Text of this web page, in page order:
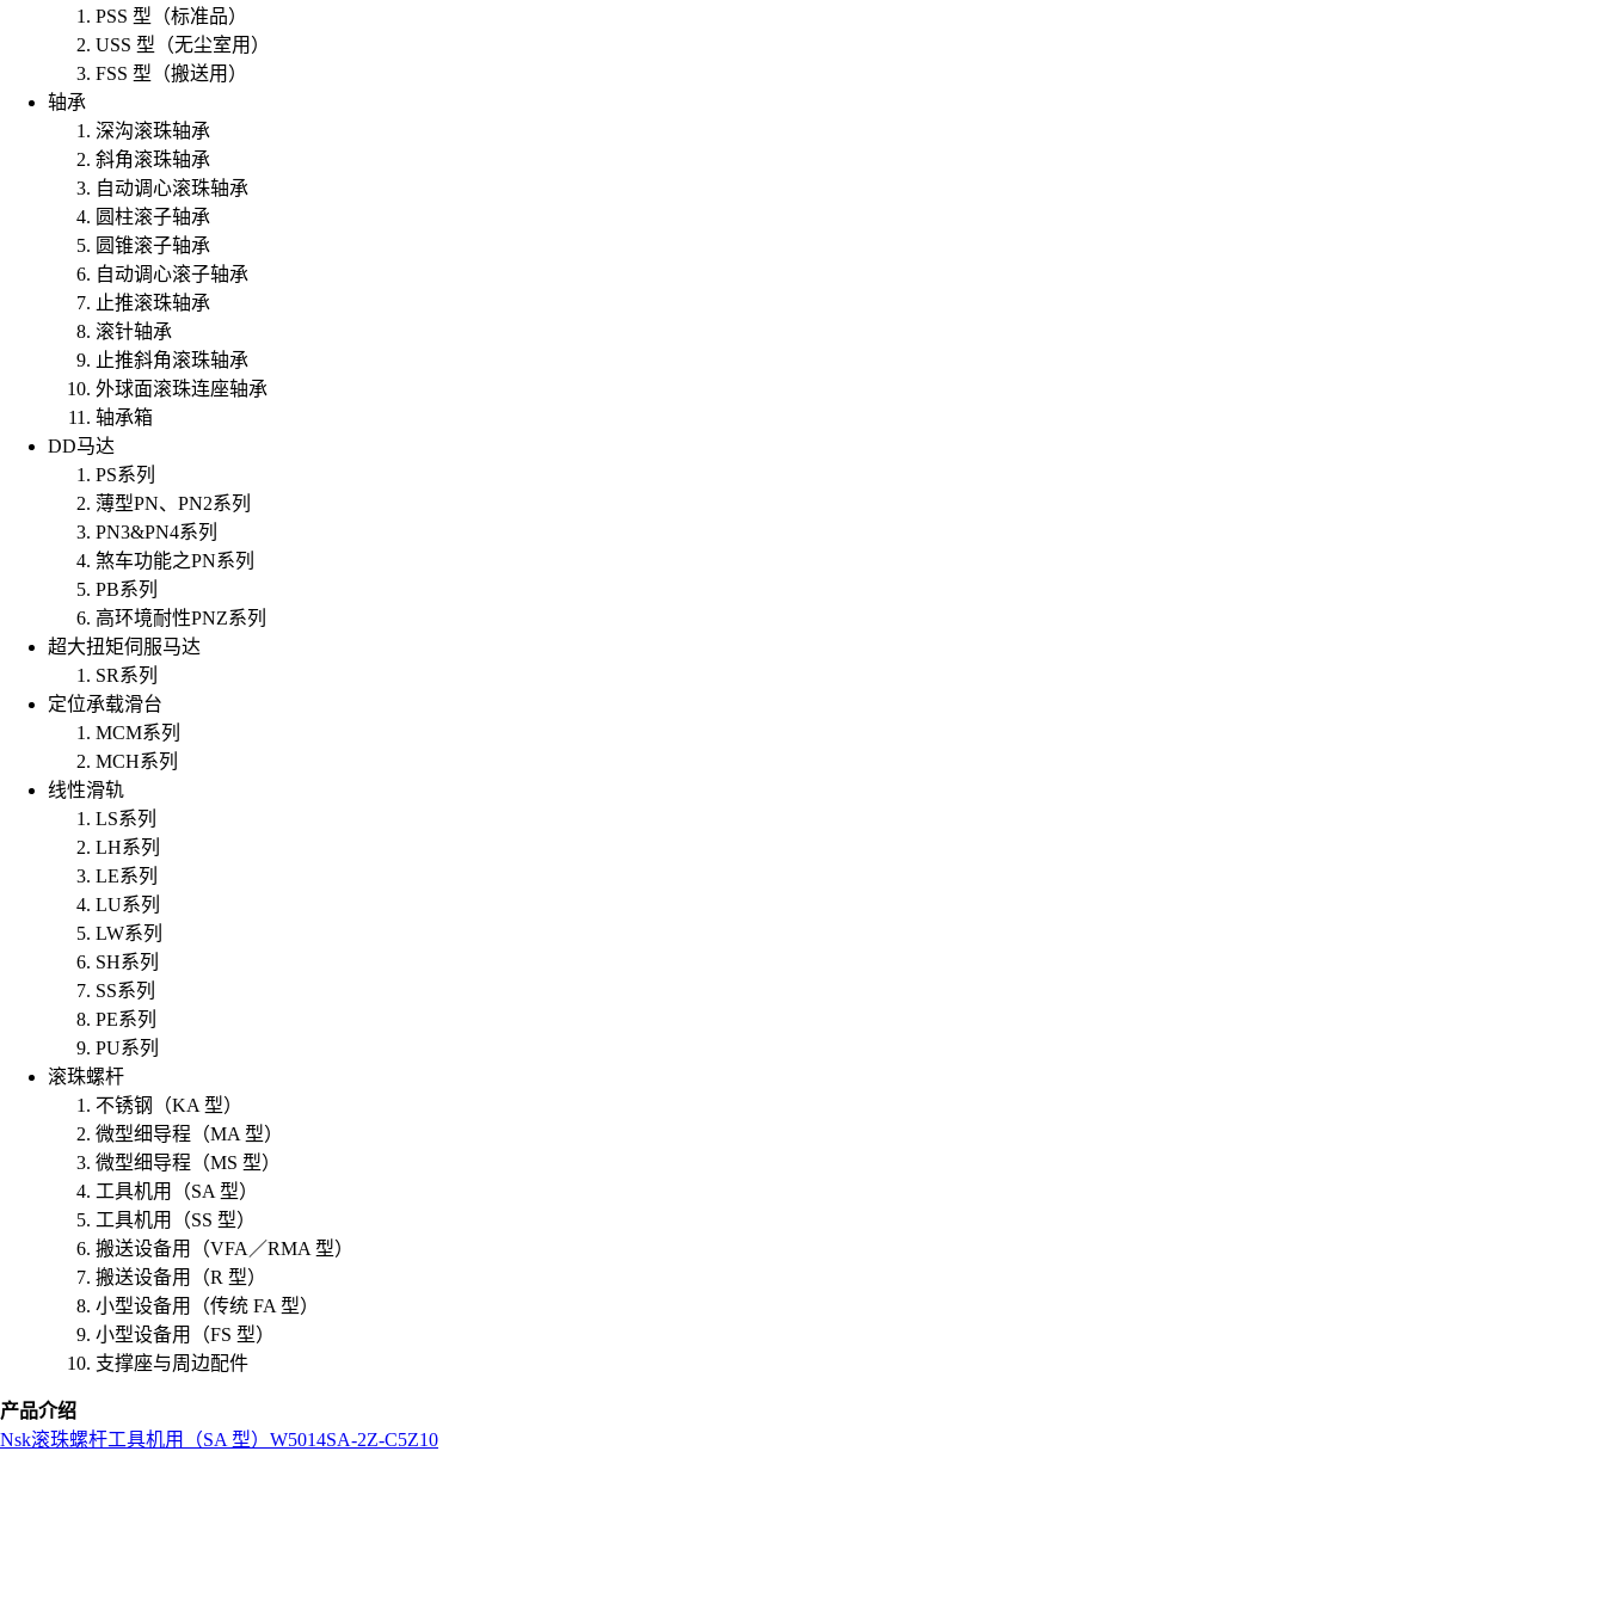
PSS 型（标准品）
USS 型（无尘室用）
FSS 型（搬送用）
轴承
深沟滚珠轴承
斜角滚珠轴承
自动调心滚珠轴承
圆柱滚子轴承
圆锥滚子轴承
自动调心滚子轴承
止推滚珠轴承
滚针轴承
止推斜角滚珠轴承
外球面滚珠连座轴承
轴承箱
DD马达
PS系列
薄型PN、PN2系列
PN3&PN4系列
煞车功能之PN系列
PB系列
高环境耐性PNZ系列
超大扭矩伺服马达
SR系列
定位承载滑台
MCM系列
MCH系列
线性滑轨
LS系列
LH系列
LE系列
LU系列
LW系列
SH系列
SS系列
PE系列
PU系列
滚珠螺杆
不锈钢（KA 型）
微型细导程（MA 型）
微型细导程（MS 型）
工具机用（SA 型）
工具机用（SS 型）
搬送设备用（VFA／RMA 型）
搬送设备用（R 型）
小型设备用（传统 FA 型）
小型设备用（FS 型）
支撑座与周边配件
产品介绍
Nsk滚珠螺杆工具机用（SA 型） W5014SA-2Z-C5Z10